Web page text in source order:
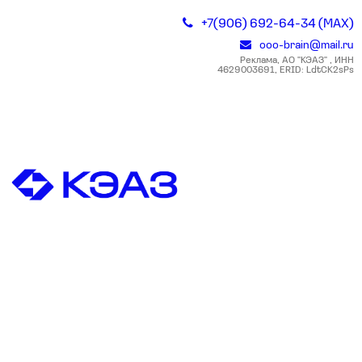
+7(906) 692-64-34 (MAX)
ooo-brain@mail.ru
Реклама, АО "КЭАЗ" , ИНН
4629003691, ERID: LdtCK2sPs